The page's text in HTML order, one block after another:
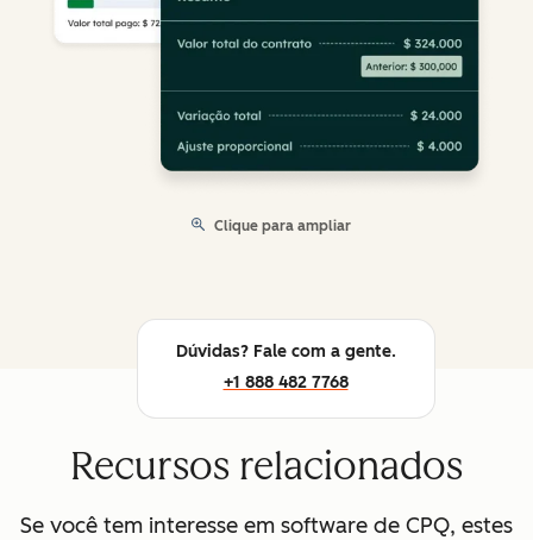
Clique para ampliar
Dúvidas? Fale com a gente.
+1 888 482 7768
Recursos relacionados
Se você tem interesse em software de CPQ, estes